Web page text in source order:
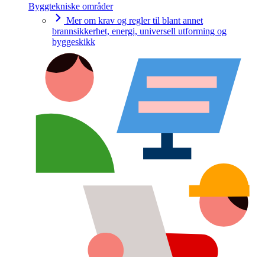
Byggtekniske områder
Mer om krav og regler til blant annet
brannsikkerhet, energi, universell utforming og
byggeskikk